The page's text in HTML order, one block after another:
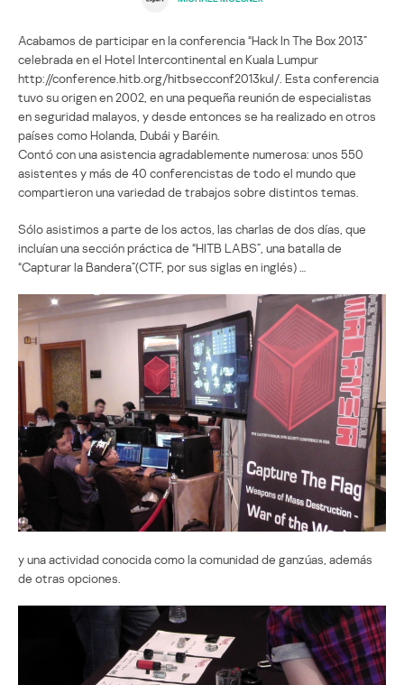
Acabamos de participar en la conferencia “Hack In The Box 2013”
celebrada en el Hotel Intercontinental en Kuala Lumpur
http://conference.hitb.org/hitbsecconf2013kul/. Esta conferencia
tuvo su origen en 2002, en una pequeña reunión de especialistas
en seguridad malayos, y desde entonces se ha realizado en otros
países como Holanda, Dubái y Baréin.
Contó con una asistencia agradablemente numerosa: unos 550
asistentes y más de 40 conferencistas de todo el mundo que
compartieron una variedad de trabajos sobre distintos temas.
Sólo asistimos a parte de los actos, las charlas de dos días, que
incluían una sección práctica de “HITB LABS”, una batalla de
“Capturar la Bandera”(CTF, por sus siglas en inglés) …
y una actividad conocida como la comunidad de ganzúas, además
de otras opciones.